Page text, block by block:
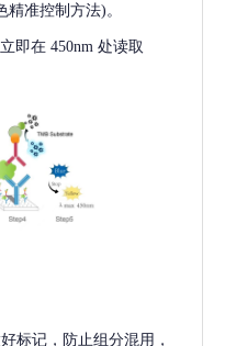
准控制方法)。
即在 450nm 处读取
标记，防止组分混用，